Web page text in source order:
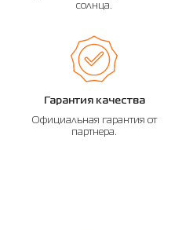
солнца.
Гарантия качества
Официальная гарантия от
партнера.